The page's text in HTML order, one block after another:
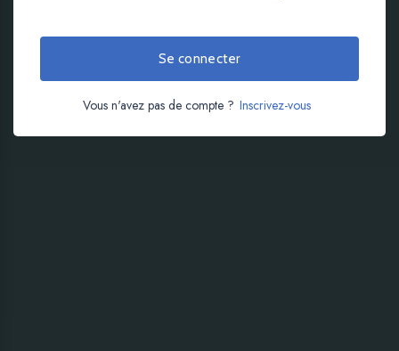
Se connecter
Vous n'avez pas de compte ? Inscrivez-vous